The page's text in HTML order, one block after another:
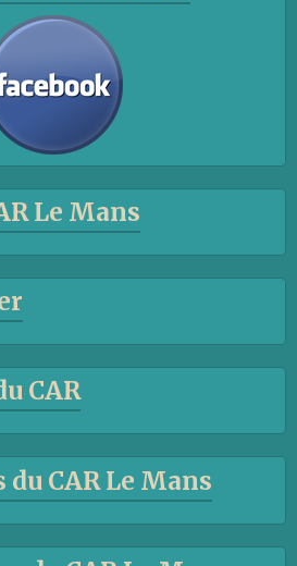
Le Mans
CAR